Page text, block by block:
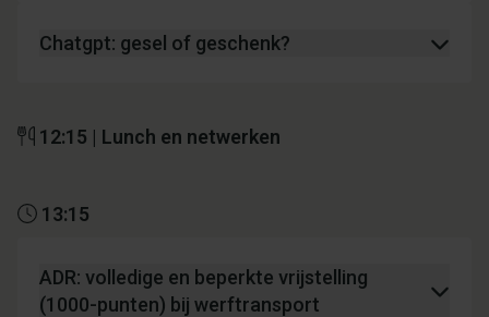
Chatgpt: gesel of geschenk?
12:15 | Lunch en netwerken
13:15
ADR: volledige en beperkte vrijstelling
(1000-punten) bij werftransport